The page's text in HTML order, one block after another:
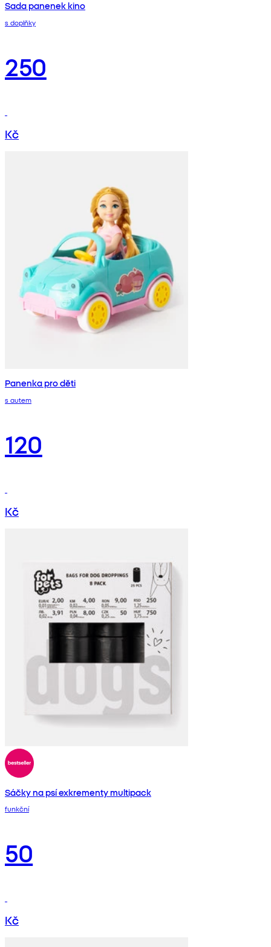
Sada panenek kino
s doplňky
250
Kč
Panenka pro děti
s autem
120
Kč
Sáčky na psí exkrementy multipack
funkční
50
Kč